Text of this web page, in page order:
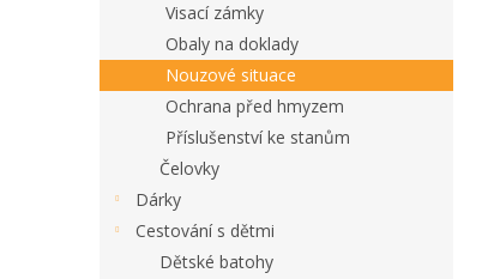
Visací zámky
Obaly na doklady
Nouzové situace
Ochrana před hmyzem
Příslušenství ke stanům
Čelovky
Dárky
Cestování s dětmi
Dětské batohy